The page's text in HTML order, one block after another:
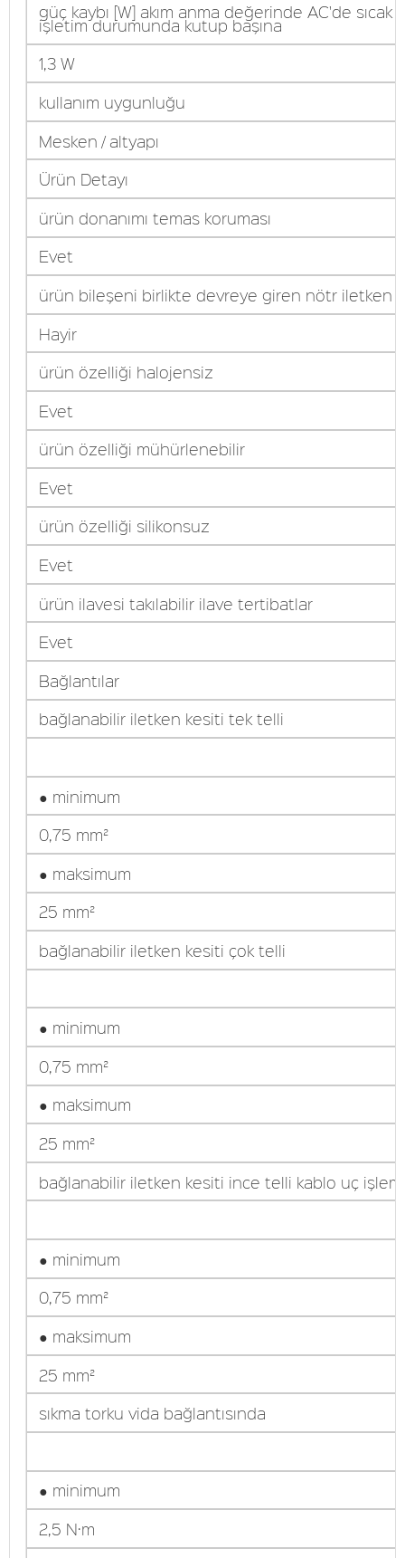
güç kaybı [W] akım anma değerinde AC'de sıcak
işletim durumunda kutup başına
1,3 W
kullanım uygunluğu
Mesken / altyapı
Ürün Detayı
ürün donanımı temas koruması
Evet
ürün bileşeni birlikte devreye giren nötr iletken
Hayir
ürün özelliği halojensiz
Evet
ürün özelliği mühürlenebilir
Evet
ürün özelliği silikonsuz
Evet
ürün ilavesi takılabilir ilave tertibatlar
Evet
Bağlantılar
bağlanabilir iletken kesiti tek telli
● minimum
0,75 mm²
● maksimum
25 mm²
bağlanabilir iletken kesiti çok telli
● minimum
0,75 mm²
● maksimum
25 mm²
bağlanabilir iletken kesiti ince telli kablo uç
● minimum
0,75 mm²
● maksimum
25 mm²
sıkma torku vida bağlantısında
● minimum
2,5 N·m